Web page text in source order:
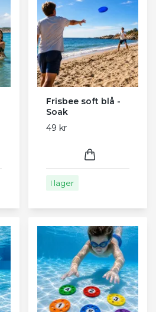
Frisbee soft blå -
Soak
49 kr
I lager